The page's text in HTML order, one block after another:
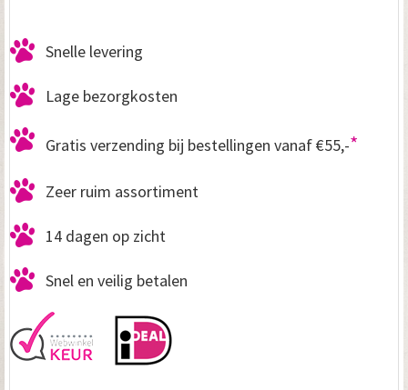
Snelle levering
Lage bezorgkosten
Gratis verzending bij bestellingen vanaf €55,-*
Zeer ruim assortiment
14 dagen op zicht
Snel en veilig betalen